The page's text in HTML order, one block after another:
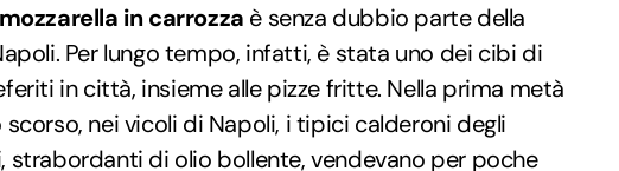
mozzarella in carrozza è senza dubbio parte della
Per lungo tempo, infatti, è stata uno dei cibi di
in città, insieme alle pizze fritte. Nella prima metà
scorso, nei vicoli di Napoli, i tipici calderoni degli
strabordanti di olio bollente, vendevano per poche